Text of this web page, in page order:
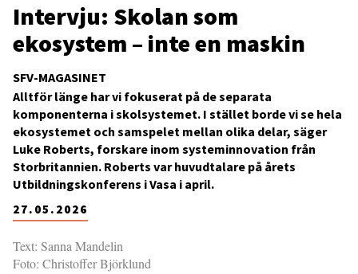
SFV-MAGASINET
Intervju: Skolan som
ekosystem – inte en maskin
27.05.2026
Alltför länge har vi fokuserat på de separata
komponenterna i skolsystemet. I stället borde vi se hela
ekosystemet och samspelet mellan olika delar, säger
Luke Roberts, forskare inom systeminnovation från
Storbritannien. Roberts var huvudtalare på årets
Utbildningskonferens i Vasa i april.
Text: Sanna Mandelin
Foto: Christoffer Björklund